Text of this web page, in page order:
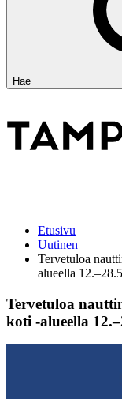
Hae
Etusivu
Uutinen
Tervetuloa
alueella
Tervetuloa
koti -alueella